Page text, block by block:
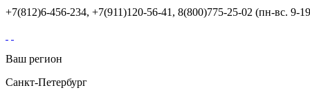
+7(812)6-456-234, +7(911)120-56-41, 8(800)775-25-02 (пн-вс. 9-
Ваш регион
Санкт-Петербург